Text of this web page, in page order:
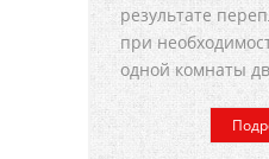
результате
при
одной комнаты